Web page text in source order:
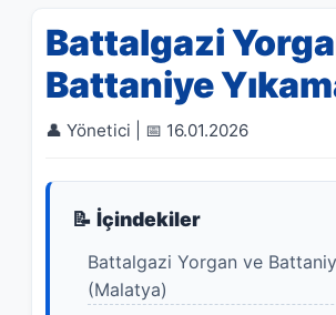
Battalgazi
Battaniye
👤 Yönetici | 📅 16.01.2026
📝 İçindekiler
Battalgazi Yorgan ve
(Malatya)